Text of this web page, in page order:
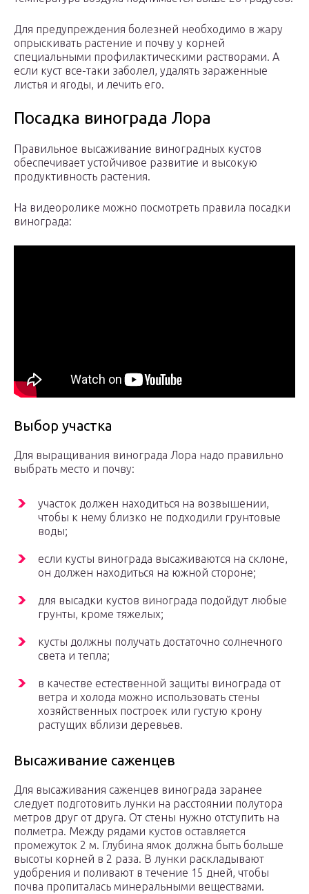
Для предупреждения болезней необходимо в жару
опрыскивать растение и почву у корней
специальными профилактическими растворами. А
если куст все-таки заболел, удалять зараженные
листья и ягоды, и лечить его.
Посадка винограда Лора
Правильное высаживание виноградных кустов
обеспечивает устойчивое развитие и высокую
продуктивность растения.
На видеоролике можно посмотреть правила посадки
винограда:
Выбор участка
Для выращивания винограда Лора надо правильно
выбрать место и почву:
участок должен находиться на возвышении,
чтобы к нему близко не подходили грунтовые
воды;
если кусты винограда высаживаются на склоне,
он должен находиться на южной стороне;
для высадки кустов винограда подойдут любые
грунты, кроме тяжелых;
кусты должны получать достаточно солнечного
света и тепла;
в качестве естественной защиты винограда от
ветра и холода можно использовать стены
хозяйственных построек или густую крону
растущих вблизи деревьев.
Высаживание саженцев
Для высаживания саженцев винограда заранее
следует подготовить лунки на расстоянии полутора
метров друг от друга. От стены нужно отступить на
полметра. Между рядами кустов оставляется
промежуток 2 м. Глубина ямок должна быть больше
высоты корней в 2 раза. В лунки раскладывают
удобрения и поливают в течение 15 дней, чтобы
почва пропиталась минеральными веществами.